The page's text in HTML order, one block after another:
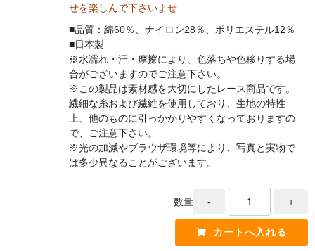
せを楽しんで下さいませ
■品質：綿60％、ナイロン28％、ポリエステル12％
■日本製
※水濡れ・汗・摩擦により、色落ちや色移りする場
合がございますのでご注意下さい。
※この製品は素材感を大切にしたレース商品です。
繊細な糸および繊維を使用しており、生地の特性
上、他のものに引っかかりやすくなっておりますの
で、ご注意下さい。
※光の加減やブラウザ環境等により、写真と実物で
は多少異なることがございます。
数量